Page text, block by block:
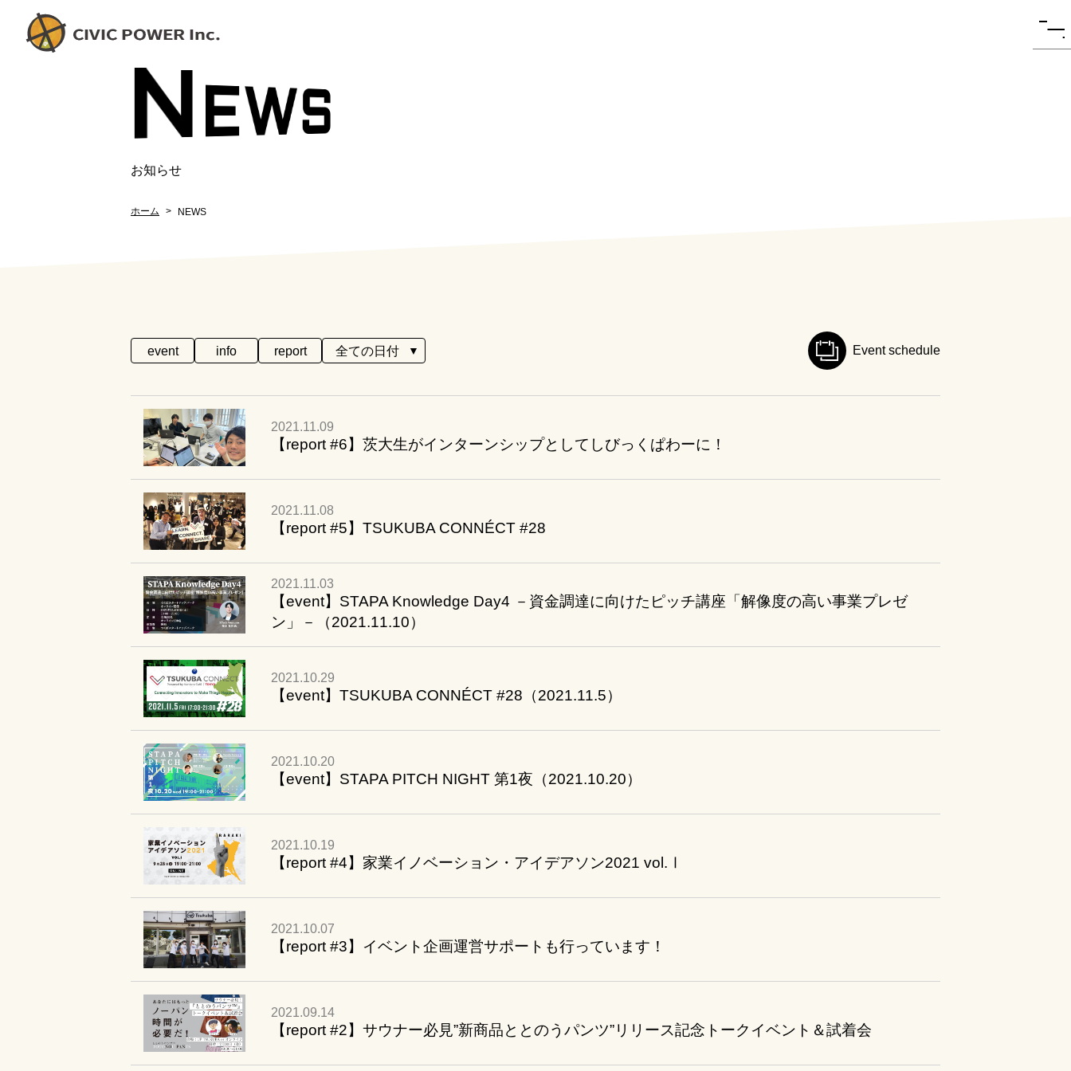
NEW
S
お知らせ
ホーム NEWS
Event schedule
event info report
2021.11.09
【report #6】茨大生がインターンシップとしてしびっくぱわーに！
2021.11.08
【report #5】TSUKUBA CONNÉCT #28
2021.11.03
【event】STAPA Knowledge Day4 －資金調達に向けたピッチ講座「解像度の高い事業プレゼ
ン」－（2021.11.10）
2021.10.29
【event】TSUKUBA CONNÉCT #28（2021.11.5）
2021.10.20
【event】STAPA PITCH NIGHT 第1夜（2021.10.20）
2021.10.19
【report #4】家業イノベーション・アイデアソン2021 vol.Ⅰ
2021.10.07
【report #3】イベント企画運営サポートも行っています！
2021.09.14
【report #2】サウナー必見”新商品ととのうパンツ”リリース記念トークイベント＆試着会